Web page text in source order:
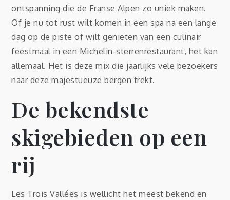
ontspanning die de Franse Alpen zo uniek maken.
Of je nu tot rust wilt komen in een spa na een lange
dag op de piste of wilt genieten van een culinair
feestmaal in een Michelin-sterrenrestaurant, het kan
allemaal. Het is deze mix die jaarlijks vele bezoekers
naar deze majestueuze bergen trekt.
De bekendste
skigebieden op een
rij
Les Trois Vallées is wellicht het meest bekend en